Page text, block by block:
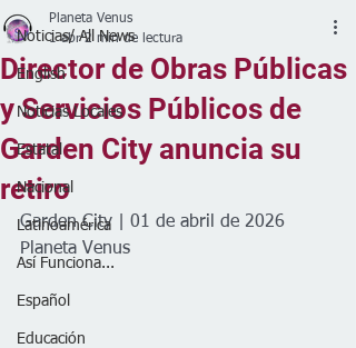
Noticias/ All News
English
Noticias Locales
Estatal
Nacional
Latinoamérica
Así Funciona...
Español
Educación
Director de Obras Públicas
y Servicios Públicos de
Garden City anuncia su
retiro
Planeta Venus
1 abr 2 min de lectura
Garden City | 01 de abril de 2026
Planeta Venus